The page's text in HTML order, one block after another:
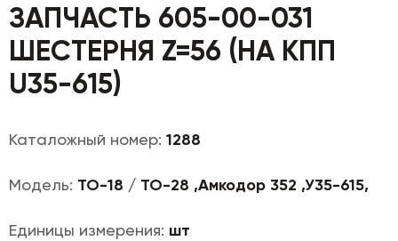
ЗАПЧАСТЬ 605-00-031
ШЕСТЕРНЯ Z=56 (НА КПП
U35-615)
Каталожный номер: 1288
Модель: ТО-18 / ТО-28 ,Амкодор 352 ,У35-615,
Единицы измерения: шт